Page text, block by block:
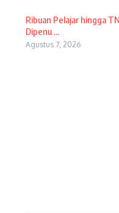
Ribuan Pelajar hingga
Dipenu ...
Agustus 7, 2026